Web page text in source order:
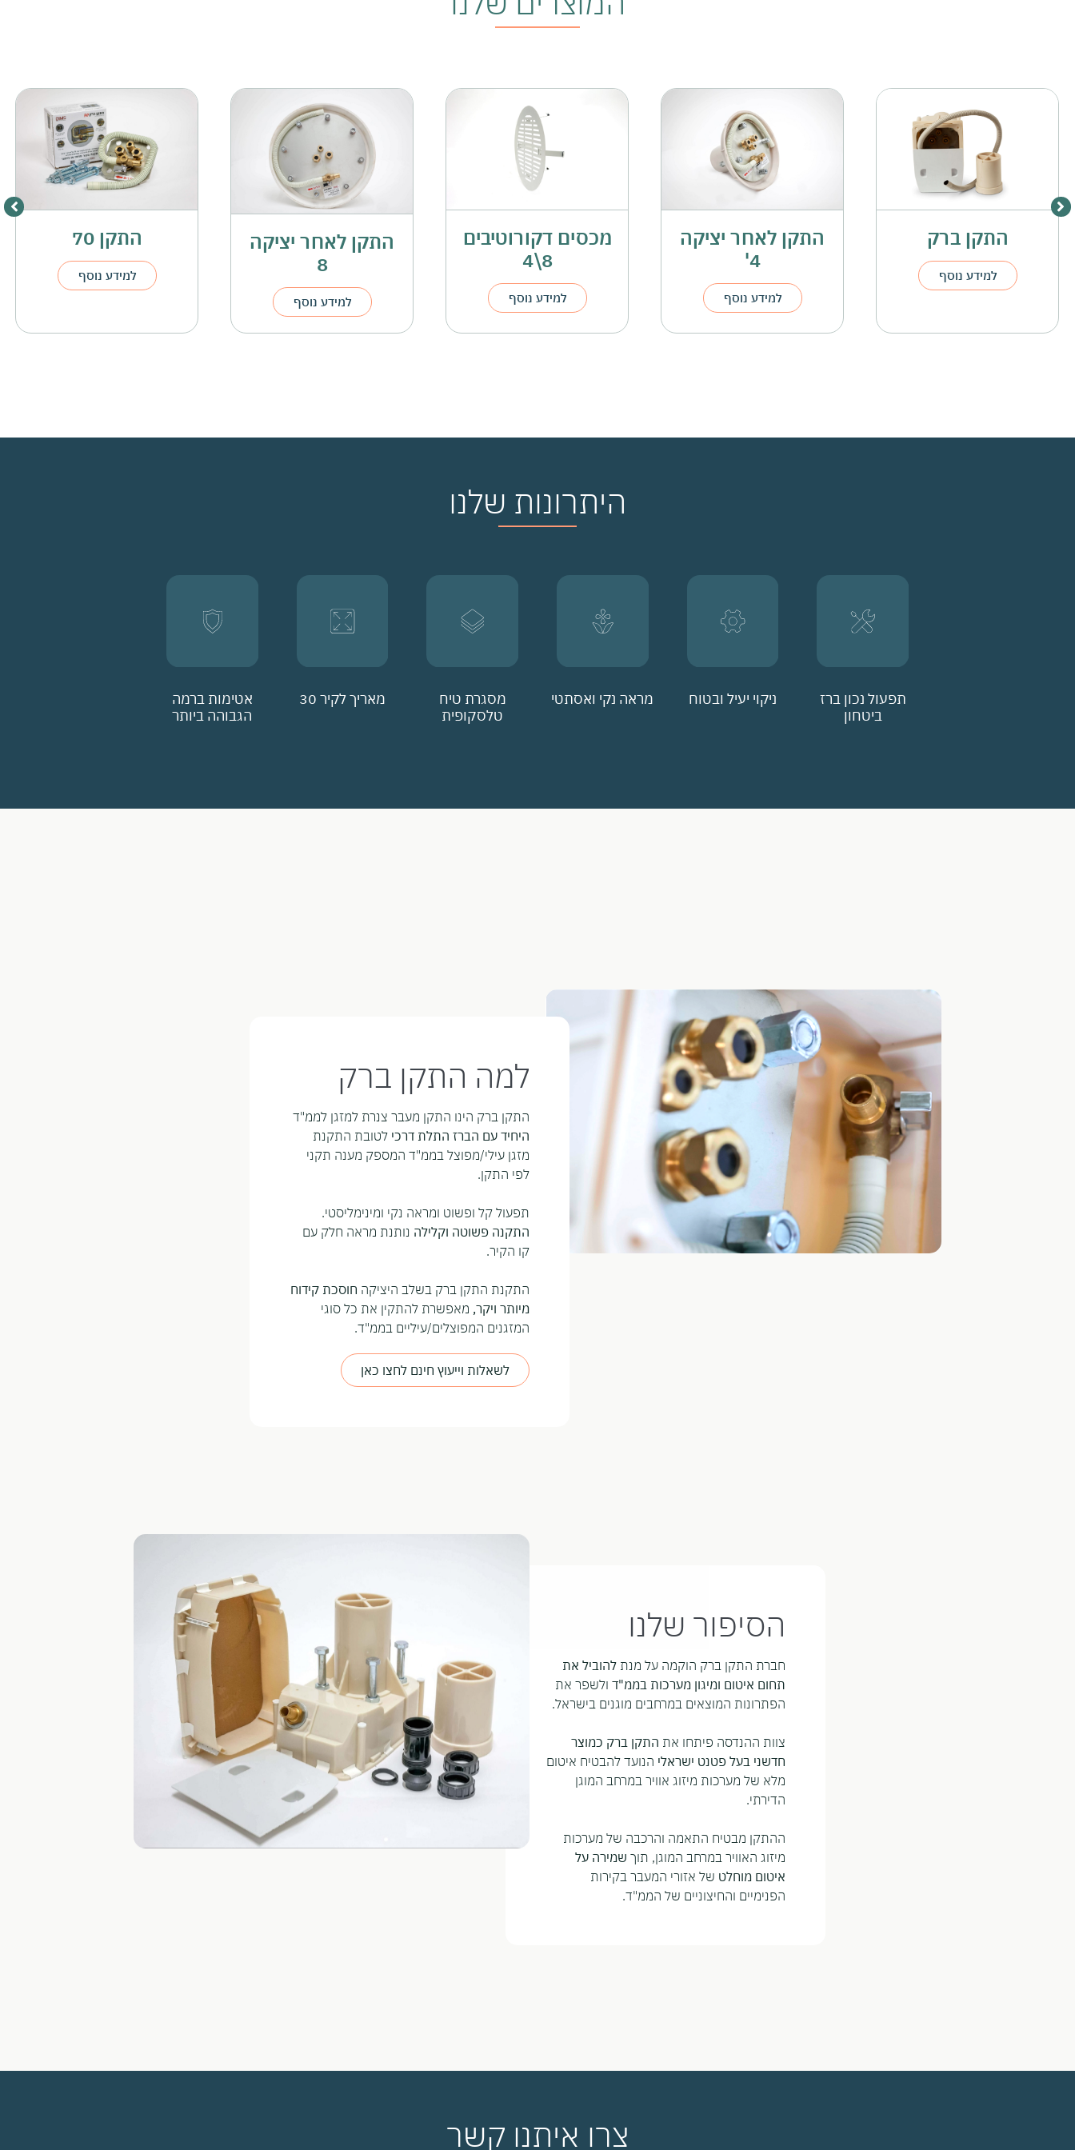
התקן לאחר יציקה
4'
מכסים דקורוטיבים
8\4
למידע נוסף
התקן לאחר יציקה
8
למידע נוסף
התקן 70
למידע נוסף
מעבר צנרת
מודולרי
היתרונות שלנו
תפעול נכון ברז
ביטחון
ניקוי יעיל ובטוח מראה נקי ואסתטי
מסגרת טיח
טלסקופית
מאריך לקיר 30
אטימות ברמה
הגבוהה ביותר
למה התקן ברק
התקן ברק הינו התקן מעבר צנרת למזגן לממ"ד
היחיד עם הברז התלת דרכי לטובת התקנת
מזגן עילי/מפוצל בממ"ד המספק מענה תקני
לפי התקן.
תפעול קל ופשוט ומראה נקי ומינימליסטי.
התקנה פשוטה וקלילה נותנת מראה חלק עם
קו הקיר.
התקנת התקן ברק בשלב היציקה חוסכת קידוח
מיותר ויקר, מאפשרת להתקין את כל סוגי
המזגנים המפוצלים/עיליים בממ"ד.
לשאלות וייעוץ חינם לחצו כאן
הסיפור שלנו
חברת התקן ברק הוקמה על מנת להוביל את
תחום איטום ומיגון מערכות בממ"ד ולשפר את
הפתרונות המוצאים במרחבים מוגנים בישראל.
צוות ההנדסה פיתחו את התקן ברק כמוצר
חדשני בעל פטנט ישראלי הנועד להבטיח איטום
מלא של מערכות מיזוג אוויר במרחב המוגן
הדירתי.
ההתקן מבטיח התאמה והרכבה של מערכות
מיזוג האוויר במרחב המוגן, תוך שמירה על
איטום מוחלט של אזורי המעבר בקירות
הפנימיים והחיצוניים של הממ"ד.
צרו איתנו קשר